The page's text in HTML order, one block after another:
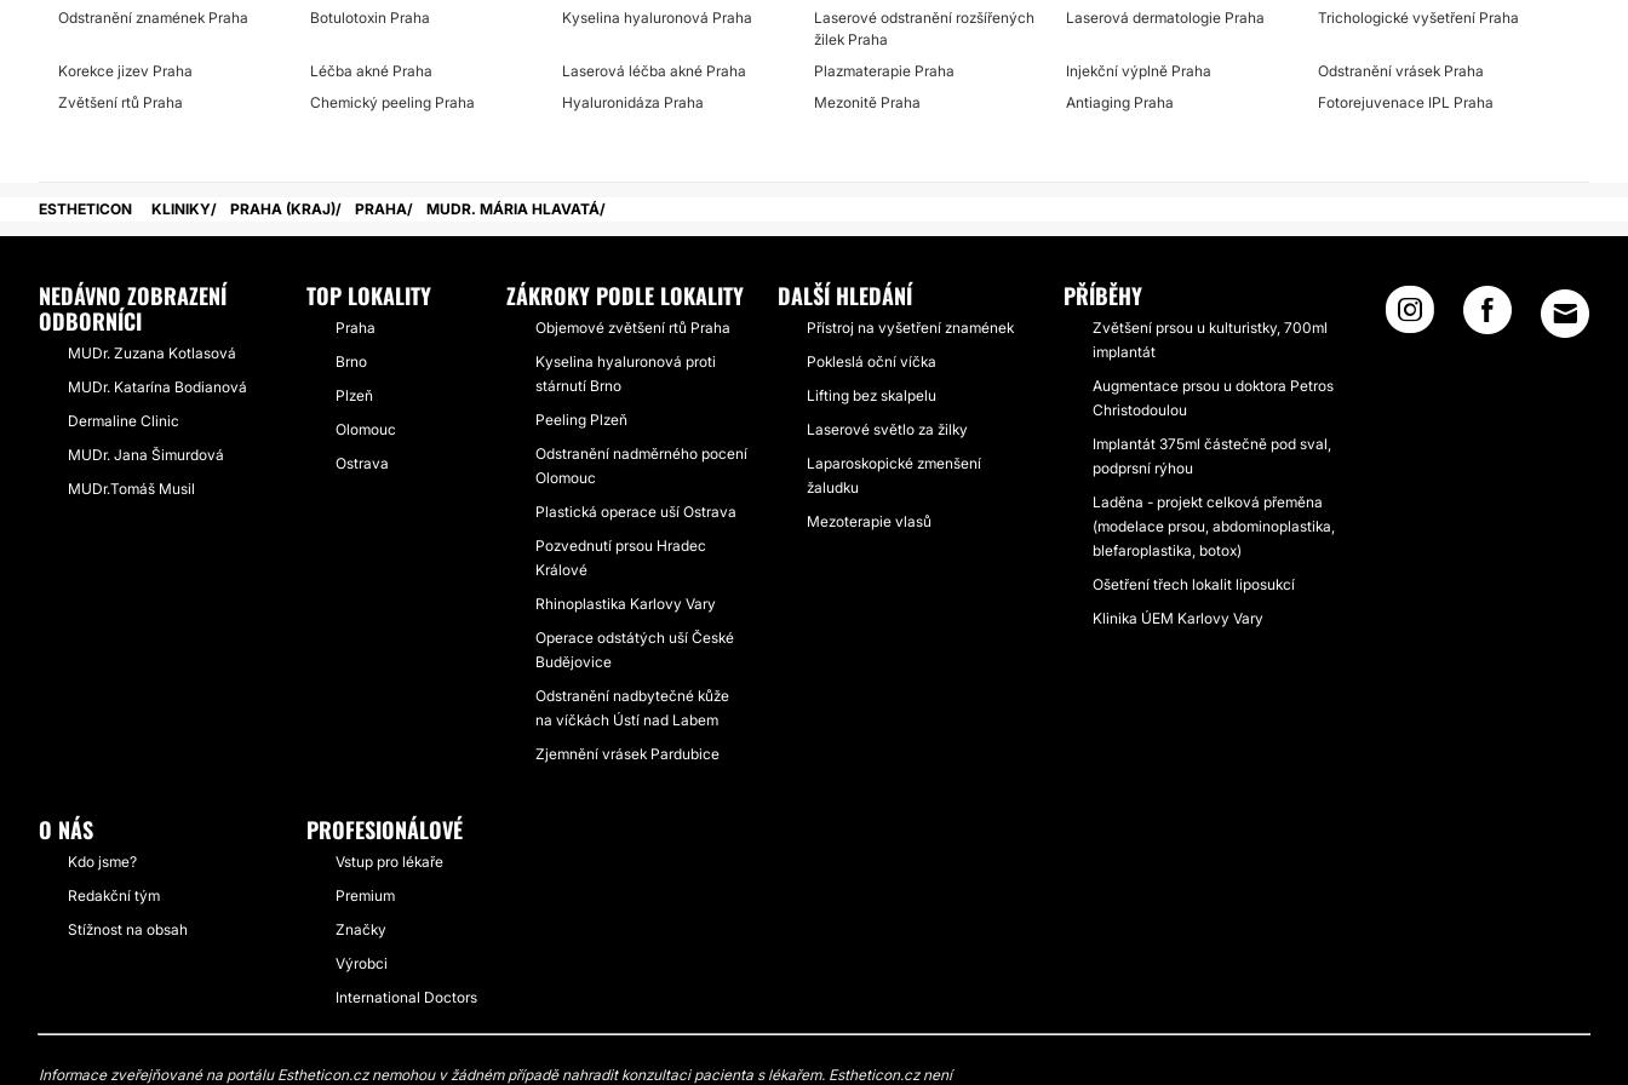
Odstranění znamének Praha Botulotoxin Praha Kyselina hyaluronová Praha
Laserové odstranění rozšířených
žilek Praha
Laserová dermatologie Praha Trichologické vyšetření Praha
Korekce jizev Praha Léčba akné Praha Laserová léčba akné Praha Plazmaterapie Praha Injekční výplně Praha
Odstranění vrásek Praha
Zvětšení rtů Praha
Chemický peeling Praha Hyaluronidáza Praha Mezonitě Praha Antiaging Praha Fotorejuvenace IPL Praha
ESTHETICON KLINIKY PRAHA (KRAJ) PRAHA MUDR. MÁRIA HLAVATÁ
NEDÁVNO ZOBRAZENÍ
ODBORNÍCI
MUDr. Zuzana Kotlasová
MUDr. Katarína Bodianová
Dermaline Clinic
MUDr. Jana Šimurdová
MUDr.Tomáš Musil
TOP LOKALITY
Praha
Brno
Plzeň
Olomouc
Ostrava
ZÁKROKY PODLE LOKALITY
Objemové zvětšení rtů Praha
Kyselina hyaluronová proti
stárnutí Brno
Peeling Plzeň
Odstranění nadměrného pocení
Olomouc
Plastická operace uší Ostrava
Pozvednutí prsou Hradec
Králové
Rhinoplastika Karlovy Vary
Operace odstátých uší České
Budějovice
Odstranění nadbytečné kůže
na víčkách Ústí nad Labem
Zjemnění vrásek Pardubice
DALŠÍ HLEDÁNÍ
Přístroj na vyšetření znamének
Pokleslá oční víčka
Lifting bez skalpelu
Laserové světlo za žilky
Laparoskopické zmenšení
žaludku
Mezoterapie vlasů
PŘÍBĚHY
Zvětšení prsou u kulturistky, 700ml
implantát
Augmentace prsou u doktora Petros
Christodoulou
Implantát 375ml částečně pod sval,
podprsní rýhou
Laděna - projekt celková přeměna
(modelace prsou, abdominoplastika,
blefaroplastika, botox)
Ošetření třech lokalit liposukcí
Klinika ÚEM Karlovy Vary
O NÁS
Kdo jsme?
Redakční tým
Stížnost na obsah
PROFESIONÁLOVÉ
Vstup pro lékaře
Premium
Značky
Výrobci
International Doctors
Informace zveřejňované na portálu Estheticon.cz nemohou v žádném případě nahradit konzultaci pacienta s lékařem. Estheticon.cz není